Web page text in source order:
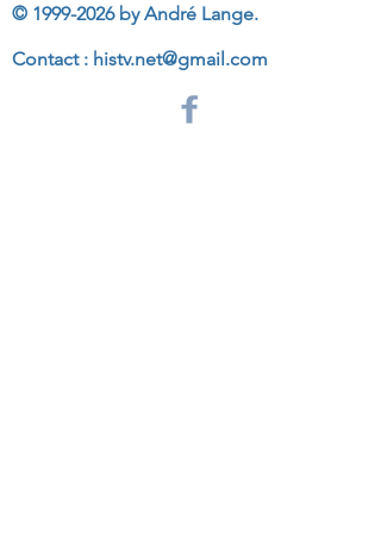
© 1999-2026by André Lange.
Contact : histv.net@gmail.com